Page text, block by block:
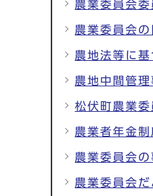
農業委員会
農業委員会
農地法等に
農地中間管
松伏町農業
農業者年金制
農業委員会の
農業委員会だ